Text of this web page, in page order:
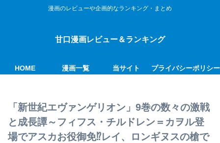
漫画のレビューや企画的なランキング・まとめ
甘口漫画レビュー＆ランキング
HOME 漫画一覧 当サイト プライバシーポリシー
「新世紀エヴァンゲリオン」9巻の数々の激戦
と成長譚～フィフス・チルドレン＝カヲル登
場でアスカお役御免⁉レイ、ロンギヌスの槍で